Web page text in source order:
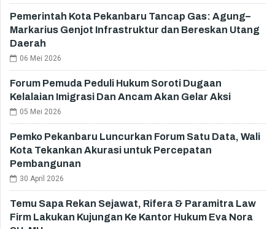
Pemerintah Kota Pekanbaru Tancap Gas: Agung–
Markarius Genjot Infrastruktur dan Bereskan Utang
Daerah
06 Mei 2026
Forum Pemuda Peduli Hukum Soroti Dugaan
Kelalaian Imigrasi Dan Ancam Akan Gelar Aksi
05 Mei 2026
Pemko Pekanbaru Luncurkan Forum Satu Data, Wali
Kota Tekankan Akurasi untuk Percepatan
Pembangunan
30 April 2026
Temu Sapa Rekan Sejawat, Rifera & Paramitra Law
Firm Lakukan Kujungan Ke Kantor Hukum Eva Nora